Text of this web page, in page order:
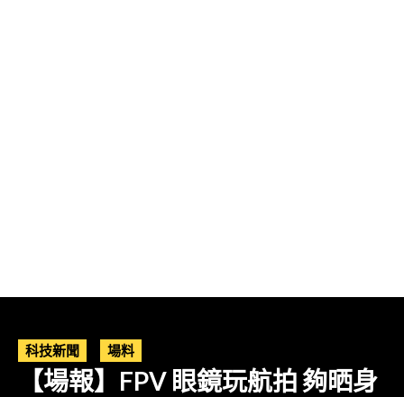
科技新聞 場料
【場報】FPV 眼鏡玩航拍 夠晒身